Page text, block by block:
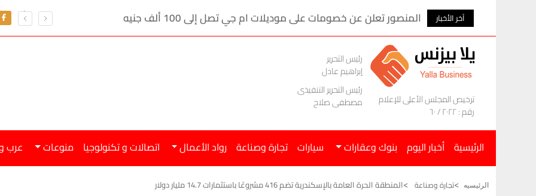
آخر الأخبار المنصور تعلن عن خصومات على موديلات ام جي تصل إلى 100 ألف جنيه
ترخيص المجلس الأعلى للإعلام
رقم : ٢٠٢٢ / ٦٠
رئيس التحرير
إبراهيم عادل
رئيس التحرير التنفيذى
مصطفى صلاح
الرئيسية أخبار اليوم بنوك وعقارات سيارات تجارة وصناعة رواد الأعمال اتصالات و تكنولوجيا منوعات عرب
الرئيسيه تجارة وصناعة المنطقة الحرة العامة بالإسكندرية تضم 416 مشروعًا باستثمارات 14.7 مليار دولار